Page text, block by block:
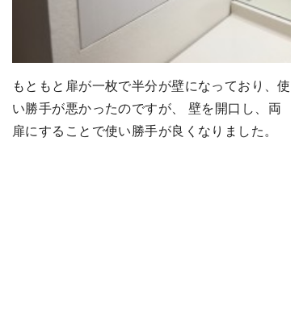
もともと扉が一枚で半分が壁になっており、使
い勝手が悪かったのですが、 壁を開口し、両
扉にすることで使い勝手が良くなりました。